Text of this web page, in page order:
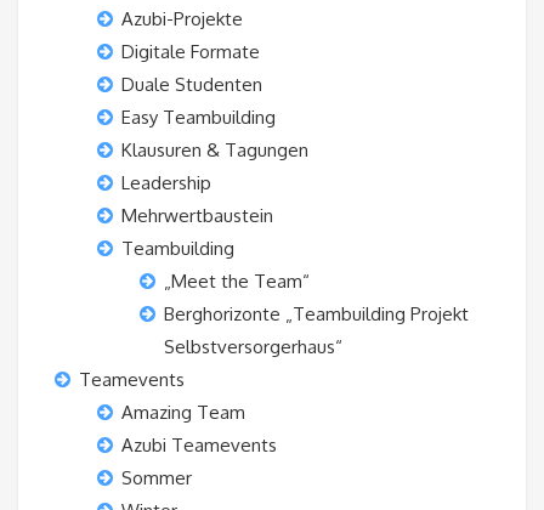
Azubi-Projekte
Digitale Formate
Duale Studenten
Easy Teambuilding
Klausuren & Tagungen
Leadership
Mehrwertbaustein
Teambuilding
„Meet the Team“
Berghorizonte „Teambuilding Projekt
Selbstversorgerhaus“
Teamevents
Amazing Team
Azubi Teamevents
Sommer